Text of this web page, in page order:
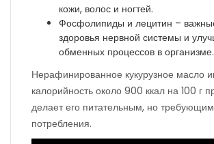
кожи, волос и ногтей.
Фосфолипиды и лецитин –
здоровья нервной системы и
обменных процессов в организме.
Нерафинированное кукурузное масло
калорийность около 900 ккал на 100 г
делает его питательным, но
потребления.